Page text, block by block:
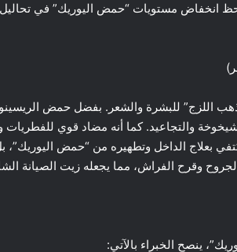
3 مرات أسبوعياً؛ ستلاحظ انخفاض مستويات “حمض اليوريك”
اللزج” للبشرة والشعر. بفضل حمض
والتجاعيد. كما أنه مضاد قوي للفطريات
بعلاج الداخل وتطهيره من “حمض اليوريك”،
وقرح الفراش، مما يجعله زيت الصيانة
ينصح الخبراء بالآتي: